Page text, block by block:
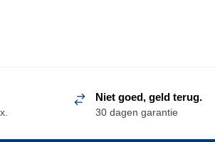
Niet goed, geld terug.
30 dagen garantie